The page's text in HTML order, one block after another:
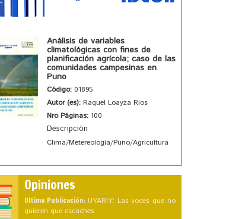
Análisis de variables
climatológicas con fines de
planificación agrícola; caso de las
comunidades campesinas en
Puno
Código: 01895
Autor (es): Raquel Loayza Rios
Nro Páginas: 100
Descripción
Clima/Metereología/Puno/Agricultura
Opiniones
Ultima Publicación: UYARIY: Las voces que no
quieren que escuches